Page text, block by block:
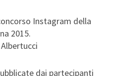
Instagram della
2015.
dai partecipanti